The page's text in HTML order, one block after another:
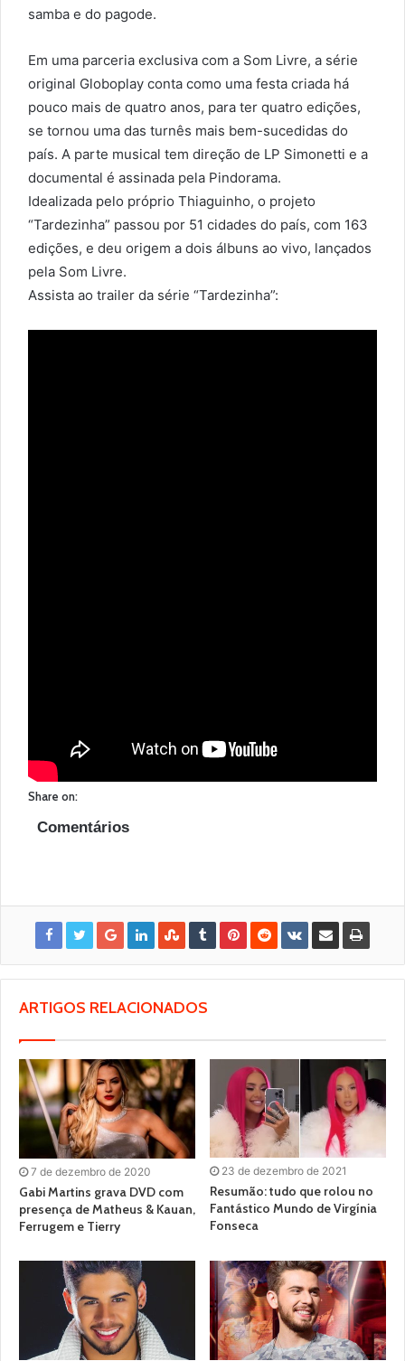
samba e do pagode.
Em uma parceria exclusiva com a Som Livre, a série
original Globoplay conta como uma festa criada há
pouco mais de quatro anos, para ter quatro edições,
se tornou uma das turnês mais bem-sucedidas do
país. A parte musical tem direção de LP Simonetti e a
documental é assinada pela Pindorama.
Idealizada pelo próprio Thiaguinho, o projeto
“Tardezinha” passou por 51 cidades do país, com 163
edições, e deu origem a dois álbuns ao vivo, lançados
pela Som Livre.
Assista ao trailer da série “Tardezinha”:
Share on:
Comentários
ARTIGOS RELACIONADOS
7 de dezembro de 2020
Gabi Martins grava DVD com
presença de Matheus & Kauan,
Ferrugem e Tierry
23 de dezembro de 2021
Resumão: tudo que rolou no
Fantástico Mundo de Virgínia
Fonseca